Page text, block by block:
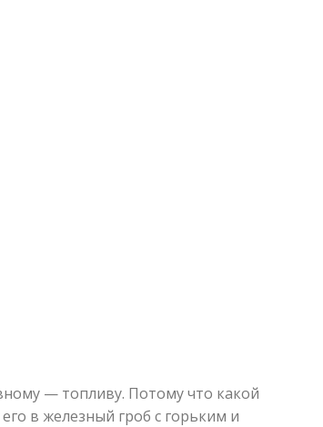
— топливу. Потому что какой
в железный гроб с горьким и